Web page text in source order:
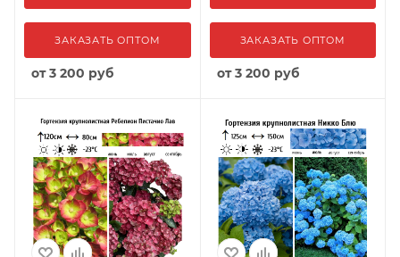
ЗАКАЗАТЬ ОПТОМ
от3 200 руб
ЗАКАЗАТЬ ОПТОМ
от3 200 руб